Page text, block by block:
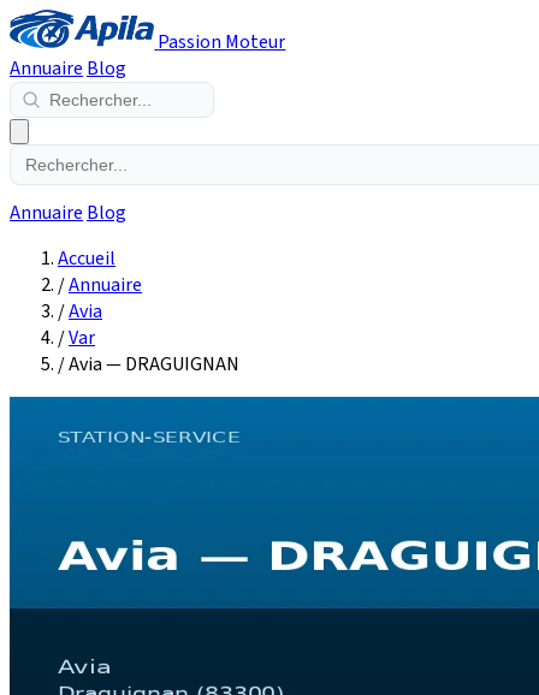
Passion Moteur
Annuaire Blog
Annuaire Blog
Accueil
/Annuaire
/Avia
/Var
/Avia — DRAGUIGNAN